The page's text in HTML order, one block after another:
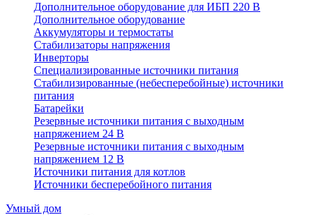
Дополнительное оборудование для ИБП 220 В
Дополнительное оборудование
Аккумуляторы и термостаты
Стабилизаторы напряжения
Инверторы
Специализированные источники питания
Стабилизированные (небесперебойные) источники
питания
Батарейки
Резервные источники питания с выходным
напряжением 24 В
Резервные источники питания с выходным
напряжением 12 В
Источники питания для котлов
Источники бесперебойного питания
Умный дом